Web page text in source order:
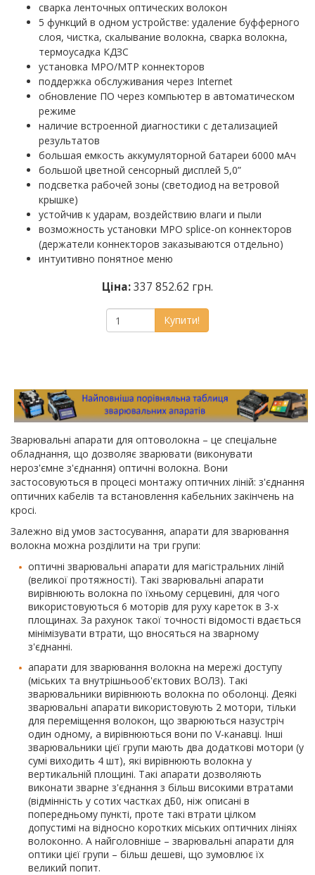
сварка ленточных оптических волокон
5 функций в одном устройстве: удаление буфферного
слоя, чистка, скалывание волокна, сварка волокна,
термоусадка КДЗС
установка MPO/MTP коннекторов
поддержка обслуживания через Internet
обновление ПО через компьютер в автоматическом
режиме
наличие встроенной диагностики с детализацией
результатов
большая емкость аккумуляторной батареи 6000 мАч
большой цветной сенсорный дисплей 5,0”
подсветка рабочей зоны (светодиод на ветровой
крышке)
устойчив к ударам, воздействию влаги и пыли
возможность установки MPO splice-on коннекторов
(держатели коннекторов заказываются отдельно)
интуитивно понятное меню
Ціна:337 852.62 грн.
Купити!
Зварювальні апарати для оптоволокна – це спеціальне
обладнання, що дозволяє зварювати (виконувати
нероз'ємне з'єднання) оптичні волокна. Вони
застосовуються в процесі монтажу оптичних ліній: з'єднання
оптичних кабелів та встановлення кабельних закінчень на
кросі.
Залежно від умов застосування, апарати для зварювання
волокна можна розділити на три групи:
оптичні зварювальні апарати для магістральних ліній
(великої протяжності). Такі зварювальні апарати
вирівнюють волокна по їхньому серцевині, для чого
використовуються 6 моторів для руху кареток в 3-х
площинах. За рахунок такої точності відомості вдається
мінімізувати втрати, що вносяться на зварному
з'єднанні.
апарати для зварювання волокна на мережі доступу
(міських та внутрішньооб'єктових ВОЛЗ). Такі
зварювальники вирівнюють волокна по оболонці. Деякі
зварювальні апарати використовують 2 мотори, тільки
для переміщення волокон, що зварюються назустріч
один одному, а вирівнюються вони по V-канавці. Інші
зварювальники цієї групи мають два додаткові мотори (у
сумі виходить 4 шт), які вирівнюють волокна у
вертикальній площині. Такі апарати дозволяють
виконати зварне з'єднання з більш високими втратами
(відмінність у сотих частках дБ0, ніж описані в
попередньому пункті, проте такі втрати цілком
допустимі на відносно коротких міських оптичних лініях
волоконно. А найголовніше – зварювальні апарати для
оптики цієї групи – більш дешеві, що зумовлює їх
великий попит.